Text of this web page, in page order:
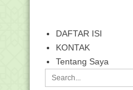
DAFTAR ISI
KONTAK
Tentang Saya